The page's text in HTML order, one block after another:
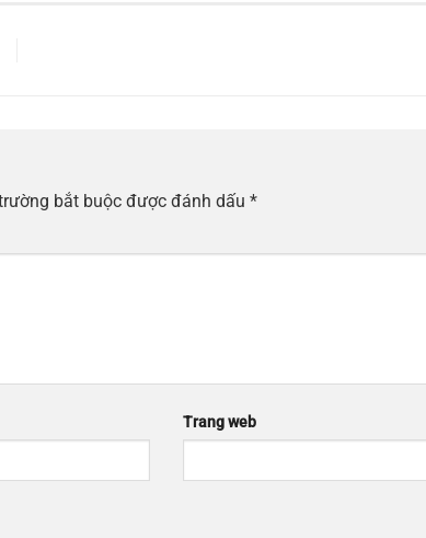
bắt buộc được đánh dấu *
Trang web